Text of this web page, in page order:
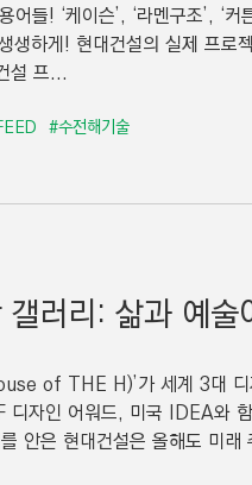
들! ‘케이슨’, ‘라멘구조’, ‘
하게! 현대건설의 실제 프로
설 프...
#수전해기술
러리: 삶과 예
of THE H)’가 세계 3대
자인 어워드, 미국 IDEA와
안은 현대건설은 올해도 미